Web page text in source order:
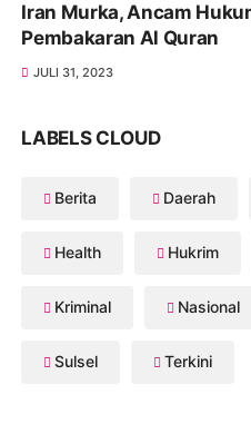
Iran Murka, Ancam
Pembakaran Al Quran
JULI 31, 2023
LABELS CLOUD
Berita Daerah
Health Hukrim
Kriminal Nasional
Sulsel Terkini